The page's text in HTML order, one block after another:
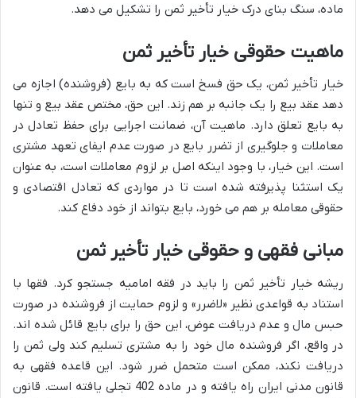
ماده، سنگ بنای درک خیار تأخیر ثمن را تشکیل می دهد.
ماهیت حقوقی خیار تأخیر ثمن
خیار تأخیر ثمن، یک حق فسخ است که به بایع (فروشنده) اجازه می
دهد عقد بیع را یک جانبه بر هم زند. این حق، مختص عقد بیع و تنها
به بایع تعلق دارد. ماهیت آن، ضمانت اجرایی برای حفظ تعادل در
معاملات و جلوگیری از تضرر بایع در صورت عدم ایفای تعهد مشتری
است. این خیار، با وجود اینکه اصل بر لزوم معاملات است، به عنوان
یک استثنا پذیرفته شده است تا در مواردی که تعادل اقتصادی و
حقوقی معامله بر هم می خورد، بایع بتواند از خود دفاع کند.
مبانی فقهی و حقوقی خیار تأخیر ثمن
ریشه خیار تأخیر ثمن را باید در فقه امامیه جستجو کرد. فقها با
استناد به قواعدی نظیر «لاضرر» و لزوم حمایت از فروشنده در صورت
حبس مال و عدم دریافت عوض، این حق را برای بایع قائل شده اند.
در واقع، اگر فروشنده مال خود را به مشتری تسلیم کند ولی ثمن را
دریافت نکند، ممکن است متحمل ضرر شود. این قاعده فقهی به
قانون مدنی ایران راه یافته و در ماده 402 تجلی یافته است. قانون